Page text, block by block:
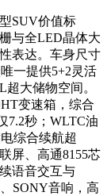
SUV价值标
与全LED晶体大
表达。车身尺寸
一提供5+2灵活
大储物空间。
变速箱，综合
7.2秒；WLTC油
综合续航超
屏、高通8155芯
语音交互与
SONY音响，高